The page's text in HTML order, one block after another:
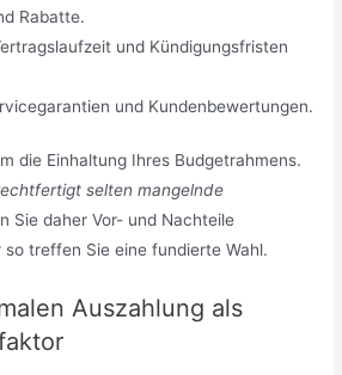
Rabatte.
und Kündigungsfristen
und Kundenbewertungen.
die Einhaltung Ihres Budgetrahmens.
selten mangelnde
Sie daher Vor- und Nachteile
treffen Sie eine fundierte Wahl.
Auszahlung als